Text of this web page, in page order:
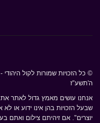
© כל הזכויות שמורות לקול
ה'תשע"ז
אנחנו עושים מאמץ גדול לאתר את
יוצרים". אם זיהיתם צילום ואתם